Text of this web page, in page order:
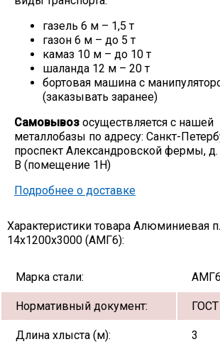
газель 6 м – 1,5 т
газон 6 м – до 5 т
камаз 10 м – до 10 т
шаланда 12 м – 20 т
бортовая машина с
(заказывать заранее)
Самовывоз осуществляется с нашей
металлобазы по адресу: Санкт-
проспект Александровской фермы, д.
В (помещение 1Н)
Подробнее о доставке
Характеристики товара Алюминиевая
14х1200х3000 (АМГ6):
Марка стали: АМГ6
Нормативный документ:
Длина хлыста (м): 3